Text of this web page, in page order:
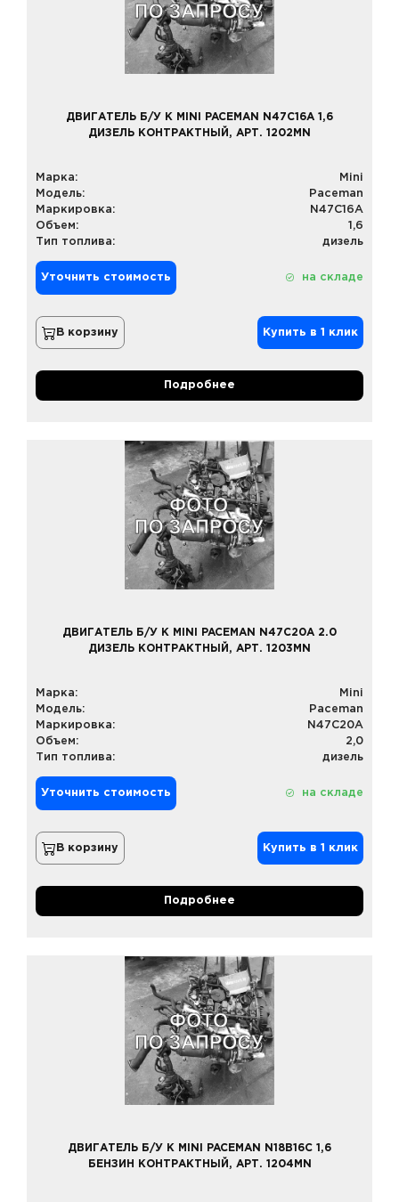
ДВИГАТЕЛЬ Б/У К MINI PACEMAN N47C16A 1,6
ДИЗЕЛЬ КОНТРАКТНЫЙ, АРТ. 1202MN
Марка:
Mini
Модель:
Paceman
Маркировка:
N47C16A
Объем:
1,6
Тип топлива:
дизель
Уточнить стоимость на складе
В корзину Купить в 1 клик
Подробнее
ДВИГАТЕЛЬ Б/У К MINI PACEMAN N47C20A 2.0
ДИЗЕЛЬ КОНТРАКТНЫЙ, АРТ. 1203MN
Марка:
Mini
Модель:
Paceman
Маркировка:
N47C20A
Объем:
2,0
Тип топлива:
дизель
Уточнить стоимость на складе
В корзину Купить в 1 клик
Подробнее
ДВИГАТЕЛЬ Б/У К MINI PACEMAN N18B16C 1,6
БЕНЗИН КОНТРАКТНЫЙ, АРТ. 1204MN